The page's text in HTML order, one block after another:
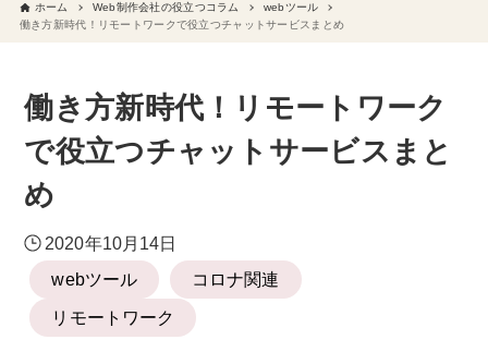
ホーム Web制作会社の役立つコラム
webツール
働き方新時代！リモートワークで役立つチャットサービスまとめ
働き方新時代！リモートワーク
で役立つチャットサービスまと
め
2020年10月14日
webツール
コロナ関連
リモートワーク